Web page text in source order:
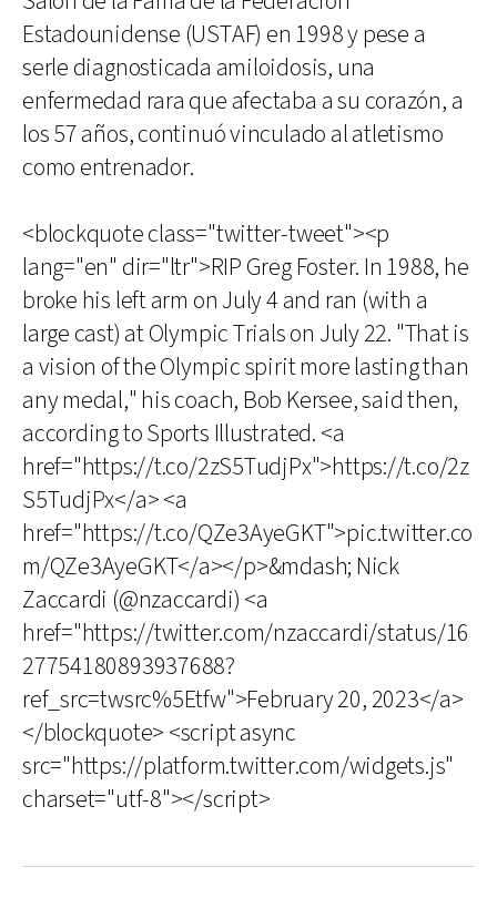
Estadounidense (USTAF) en 1998 y pese a
serle diagnosticada amiloidosis, una
enfermedad rara que afectaba a su corazón, a
los 57 años, continuó vinculado al atletismo
como entrenador.
<blockquote class="twitter-tweet"><p
lang="en" dir="ltr">RIP Greg Foster. In 1988, he
broke his left arm on July 4 and ran (with a
large cast) at Olympic Trials on July 22. "That is
a vision of the Olympic spirit more lasting than
any medal," his coach, Bob Kersee, said then,
according to Sports Illustrated. <a
href="https://t.co/2zS5TudjPx">https://t.co/2z
S5TudjPx</a> <a
href="https://t.co/QZe3AyeGKT">pic.twitter.co
m/QZe3AyeGKT</a></p>&mdash; Nick
Zaccardi (@nzaccardi) <a
href="https://twitter.com/nzaccardi/status/16
27754180893937688?
ref_src=twsrc%5Etfw">February 20, 2023</a>
</blockquote> <script async
src="https://platform.twitter.com/widgets.js"
charset="utf-8"></script>